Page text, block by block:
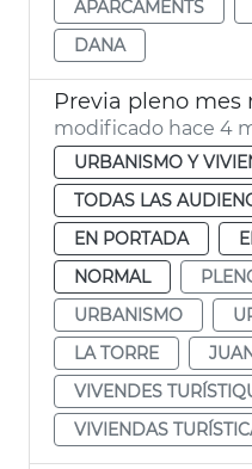
APARCAMENTS
DANA
modificado hace 4
URBANISMO Y
TODAS LAS
EN PORTADA
NORMAL
URBANISMO
LA TORRE
VIVENDES
VIVIENDAS